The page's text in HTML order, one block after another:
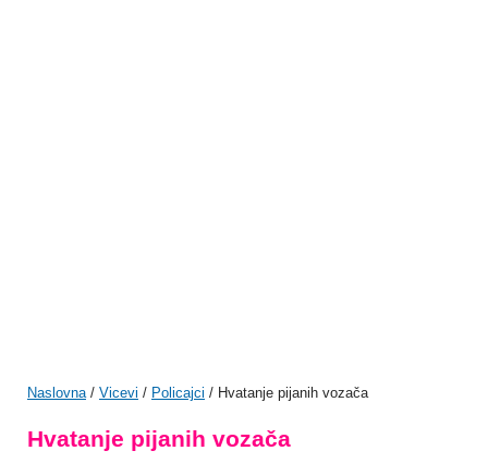
Naslovna/ Vicevi / Policajci / Hvatanje pijanih vozača
Hvatanje pijanih vozača